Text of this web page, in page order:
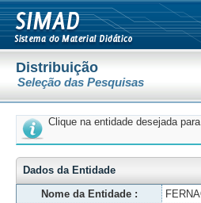
Distribuição
Seleção das Pesquisas
Clique na entidade desejada
Dados da Entidade
Nome da Entidade :